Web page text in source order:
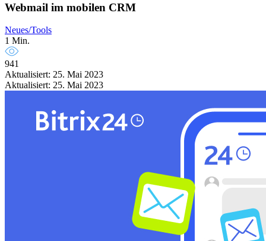
Webmail im mobilen CRM
Neues/Tools
1 Min.
941
Aktualisiert: 25. Mai 2023
Aktualisiert: 25. Mai 2023